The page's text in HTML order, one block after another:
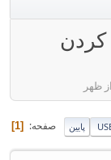
کردن
پایین صفحه 1